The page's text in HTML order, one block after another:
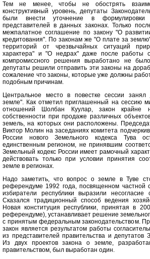
Тем не менее, чтобы не обострять
конструктивный уровень, депутаты
были внести уточнение в
представителей в данных законах. Только
межпалатное соглашение по закону "О
кредитования". По законам же "О плате за
территорий от чрезвычайных ситуаций
характера" и "О недрах" даже после работы
компромиссного решения выработано не
депутаты решили отправить эти законы на
сожаление что законы, которые уже должны
подобным причинам.
Центральное место в повестке сессии
земле". Как отметил приглашенный на сессию
отношений Шолбан Куулар, закон крайне
собственности при продаже различных
земель, на которых они расположены.
Виктор Молин на заседаниях комитета
России нового Земельного кодекса Тува
единственным регионом, не принявшим
Земельный кодекс России имеет рамочный
действовать только при условии принятия
земле в регионах.
Надо заметить, что вопрос о земле в Туве
референдуме 1992 года, посвященном частной
избиратели республики выразили несогласие
Сказался традиционный способ ведения
Новая конституция республики, принятая в
референдуме), устанавливает решение
с принятым федеральным законодательством.
закон является результатом работы
из представителей правительства и депутатов
Из двух проектов закона о земле,
правительством, был выработан один.